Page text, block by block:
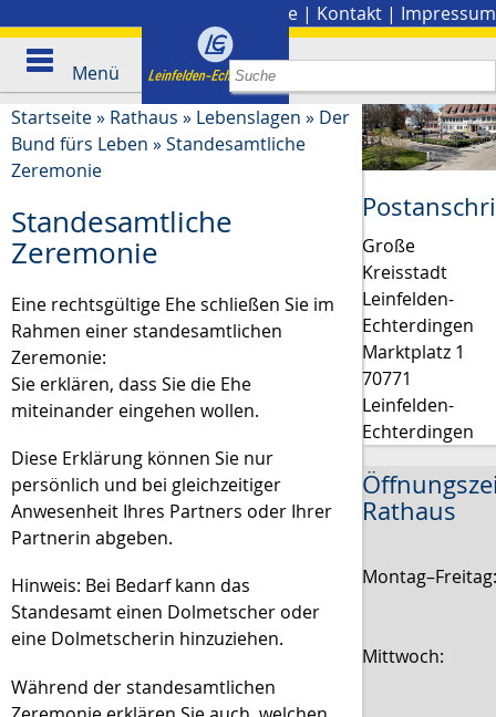
Presse | Kontakt | Impressum
Menü
Startseite» Rathaus » Lebenslagen » Der
Bund fürs Leben »Standesamtliche
Zeremonie
Standesamtliche
Zeremonie
Eine rechtsgültige Ehe schließen Sie im
Rahmen einer standesamtlichen
Zeremonie:
Sie erklären, dass Sie die Ehe
miteinander eingehen wollen.
Diese Erklärung können Sie nur
persönlich und bei gleichzeitiger
Anwesenheit Ihres Partners oder Ihrer
Partnerin abgeben.
Hinweis: Bei Bedarf kann das
Standesamt einen Dolmetscher oder
eine Dolmetscherin hinzuziehen.
Während der standesamtlichen
Große
Kreisstadt
Leinfelden-
Echterdingen
Marktplatz 1
70771
Leinfelden-
Echterdingen
Rathaus
Mittwoch: